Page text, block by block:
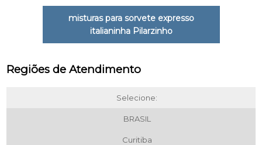
misturas para sorvete expresso
italianinha Pilarzinho
Regiões de Atendimento
Selecione:
BRASIL
Curitiba